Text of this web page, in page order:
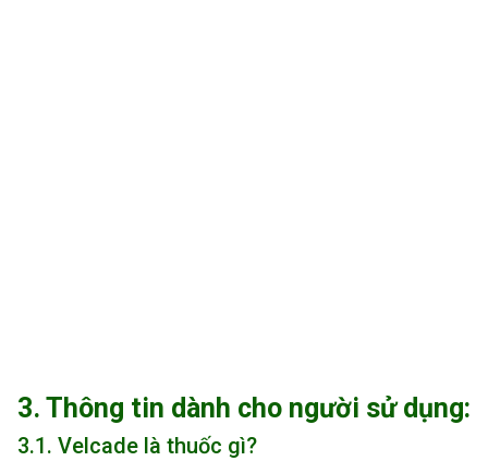
3. Thông tin dành cho người sử dụng:
3.1. Velcade là thuốc gì?